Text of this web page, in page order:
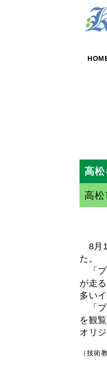
高松
高
8月
た。
「プ
が走
多い
「プ
を観
オリ
（技術